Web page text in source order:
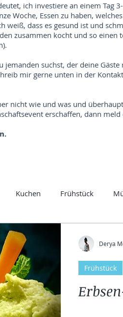
ich investiere an einem Tag
Woche, Essen zu haben,
weiß, dass es gesund ist und
zusammen kocht und so einen
jemanden suchst, der deine
mir gerne unten in der
nicht wie und was und
erschaffen, dann
Kuchen Frühstück
Frühling Dal
Frühstück
Derya